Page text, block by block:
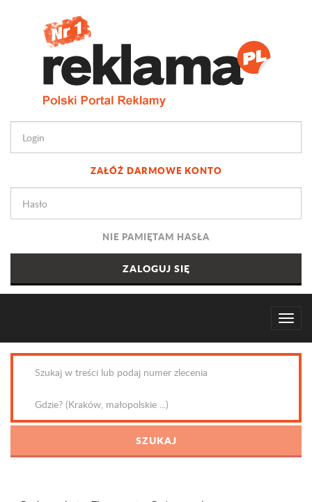
ZAŁÓŻ DARMOWE KONTO
NIE PAMIĘTAM HASŁA